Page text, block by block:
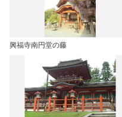
興福寺南円堂の藤